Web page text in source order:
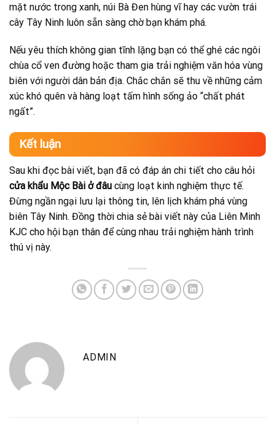
mặt nước trong xanh, núi Bà Đen hùng vĩ hay các vườn trái
cây Tây Ninh luôn sẵn sàng chờ bạn khám phá.
Nếu yêu thích không gian tĩnh lặng bạn có thể ghé các ngôi
chùa cổ ven đường hoặc tham gia trải nghiệm văn hóa vùng
biên với người dân bản địa. Chắc chắn sẽ thu về những cảm
xúc khó quên và hàng loạt tấm hình sống ảo “chất phát
ngất”.
Kết luận
Sau khi đọc bài viết, bạn đã có đáp án chi tiết cho câu hỏi
cửa khẩu Mộc Bài ở đâu cùng loạt kinh nghiệm thực tế.
Đừng ngần ngại lưu lại thông tin, lên lịch khám phá vùng
biên Tây Ninh. Đồng thời chia sẻ bài viết này của Liên Minh
KJC cho hội bạn thân để cùng nhau trải nghiệm hành trình
thú vị này.
ADMIN